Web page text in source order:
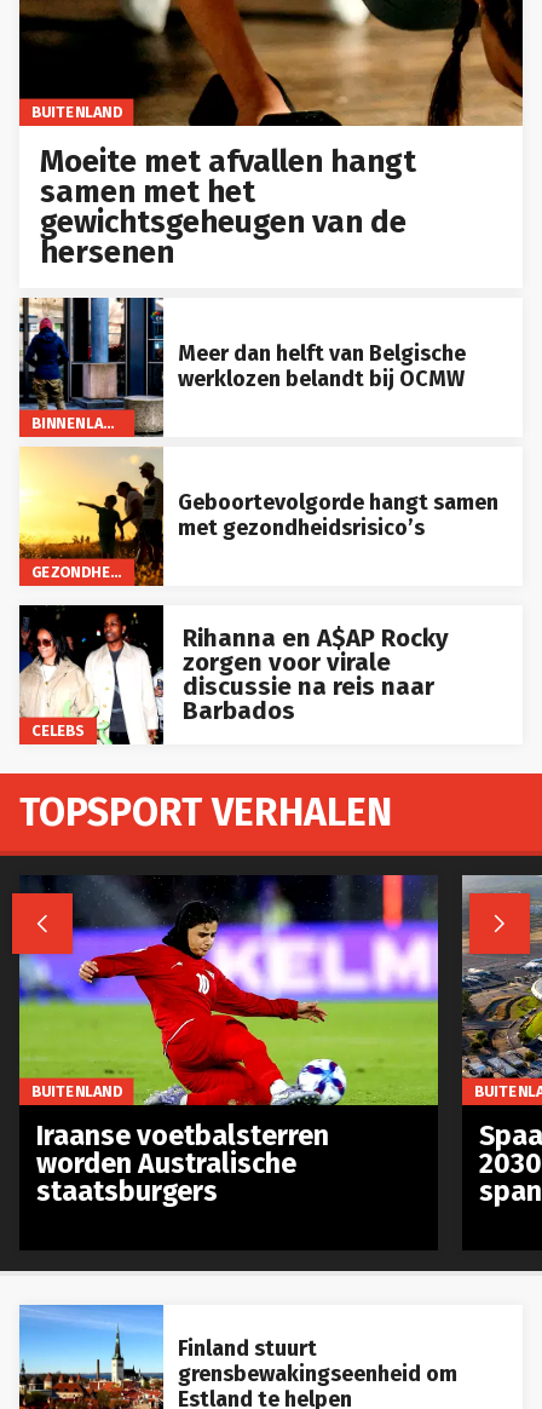
BUITENLAND
Moeite met afvallen hangt
samen met het
gewichtsgeheugen van de
hersenen
BINNENLAND
Meer dan helft van Belgische
werklozen belandt bij OCMW
GEZONDHEID
Geboortevolgorde hangt samen
met gezondheidsrisico’s
CELEBS
Rihanna en A$AP Rocky
zorgen voor virale
discussie na reis naar
Barbados
Finland stuurt
grensbewakingseenheid om
Estland te helpen
TOPSPORT VERHALEN
 
BUITENLAND
Iraanse voetbalsterren
worden Australische
staatsburgers